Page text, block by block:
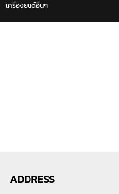
เครื่องยนต์อื่นๆ
ADDRESS